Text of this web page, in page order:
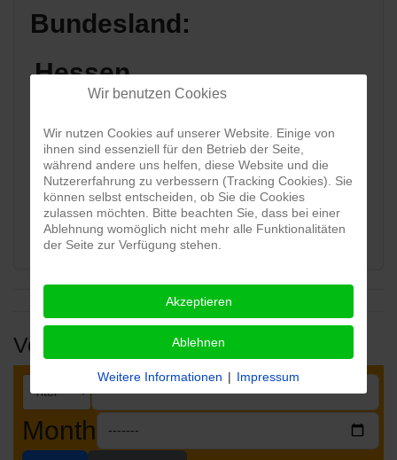
Bundesland:
Hessen
Karte:
View map
Veranstaltungen
Month
Wir benutzen Cookies
Wir nutzen Cookies auf unserer Website. Einige von
ihnen sind essenziell für den Betrieb der Seite,
während andere uns helfen, diese Website und die
Nutzererfahrung zu verbessern (Tracking Cookies). Sie
können selbst entscheiden, ob Sie die Cookies
zulassen möchten. Bitte beachten Sie, dass bei einer
Ablehnung womöglich nicht mehr alle Funktionalitäten
der Seite zur Verfügung stehen.
Akzeptieren
Ablehnen
Weitere Informationen | Impressum